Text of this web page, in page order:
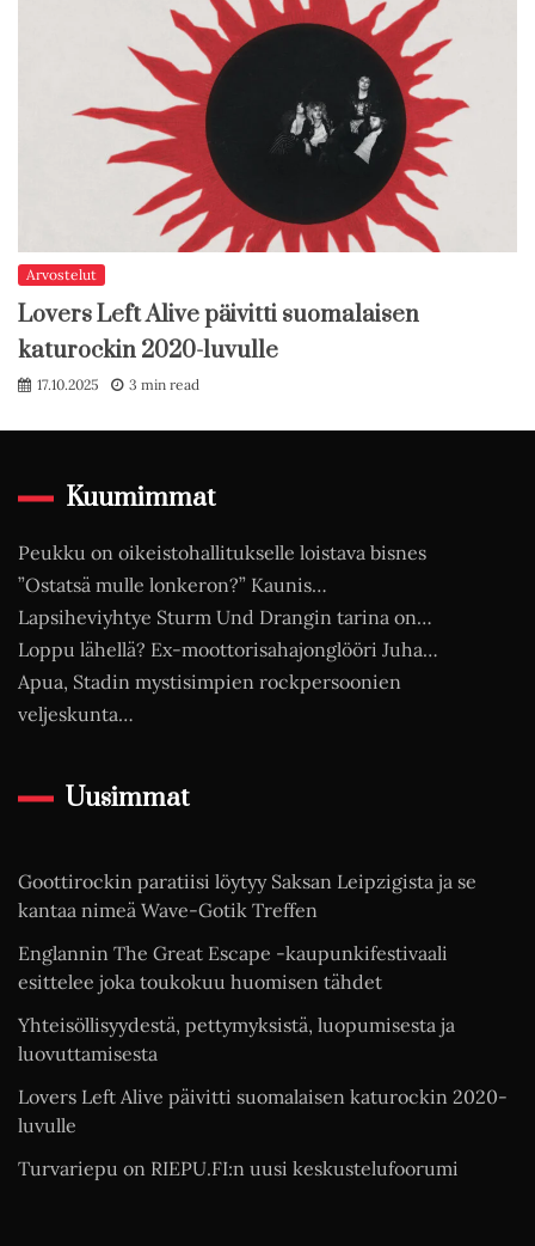
Arvostelut
Lovers Left Alive päivitti suomalaisen
katurockin 2020-luvulle
17.10.2025 3 min read
Kuumimmat
Peukku on oikeistohallitukselle loistava bisnes
”Ostatsä mulle lonkeron?” Kaunis…
Lapsiheviyhtye Sturm Und Drangin tarina on…
Loppu lähellä? Ex-moottorisahajonglööri Juha…
Apua, Stadin mystisimpien rockpersoonien
veljeskunta…
Uusimmat
Goottirockin paratiisi löytyy Saksan Leipzigista ja se
kantaa nimeä Wave-Gotik Treffen
Englannin The Great Escape -kaupunkifestivaali
esittelee joka toukokuu huomisen tähdet
Yhteisöllisyydestä, pettymyksistä, luopumisesta ja
luovuttamisesta
Lovers Left Alive päivitti suomalaisen katurockin 2020-
luvulle
Turvariepu on RIEPU.FI:n uusi keskustelufoorumi